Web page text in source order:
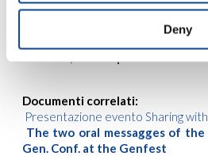
Deny
Articoli correlati:
Nairobi: I Giovani di New
l’Ubuntu con l’evento “Sharing
Documenti correlati:
Presentazione evento Sharing
The two oral messagges of the
Gen. Conf. at the Genfest